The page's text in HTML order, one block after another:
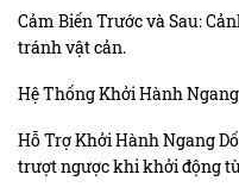
Cảm Biến Trước và Sau:
tránh vật cản.
Hệ Thống Khởi Hành Ngang
Hỗ Trợ Khởi Hành Ngang
trượt ngược khi khởi động